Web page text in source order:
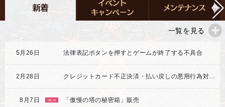
一覧を見る
5月26日 法律表記ボタンを押すとゲームが終了する不具合
2月28日
8月7日 NEW 「傲慢の塔の秘密箱」販売